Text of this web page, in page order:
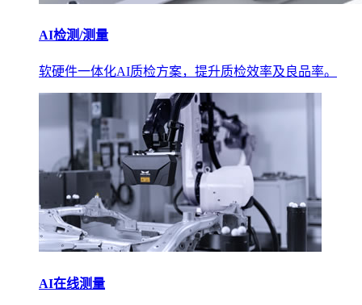
AI检测/测量
软硬件一体化AI质检方案，提升质检效率及良品率。
AI在线测量